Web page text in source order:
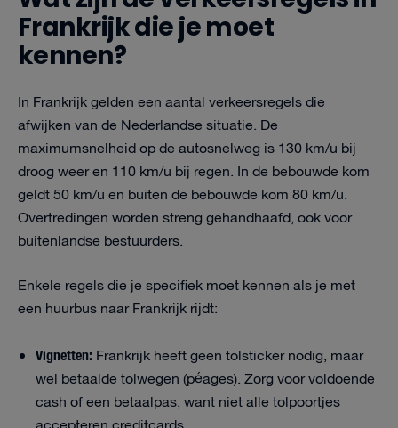
Frankrijk die je moet
kennen?
In Frankrijk gelden een aantal verkeersregels die
afwijken van de Nederlandse situatie. De
maximumsnelheid op de autosnelweg is 130 km/u bij
droog weer en 110 km/u bij regen. In de bebouwde kom
geldt 50 km/u en buiten de bebouwde kom 80 km/u.
Overtredingen worden streng gehandhaafd, ook voor
buitenlandse bestuurders.
Enkele regels die je specifiek moet kennen als je met
een huurbus naar Frankrijk rijdt:
Vignetten: Frankrijk heeft geen tolsticker nodig, maar
wel betaalde tolwegen (péages). Zorg voor voldoende
cash of een betaalpas, want niet alle tolpoortjes